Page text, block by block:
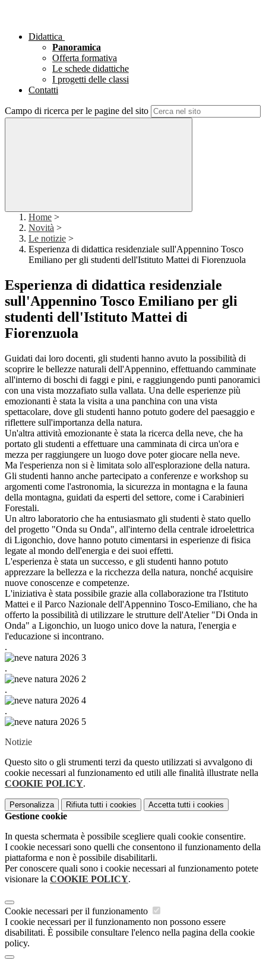
Didattica
Panoramica
Offerta formativa
Le schede didattiche
I progetti delle classi
Contatti
Campo di ricerca per le pagine del sito
Home >
Novità >
Le notizie >
Esperienza di didattica residenziale sull'Appennino Tosco
Emiliano per gli studenti dell'Istituto Mattei di Fiorenzuola
Esperienza di didattica residenziale
sull'Appennino Tosco Emiliano per gli
studenti dell'Istituto Mattei di
Fiorenzuola
Guidati dai loro docenti, gli studenti hanno avuto la possibilità di
scoprire le bellezze naturali dell'Appennino, effettuando camminate
all'interno di boschi di faggi e pini, e raggiungendo punti panoramici
con una vista mozzafiato sulla vallata. Una delle esperienze più
emozionanti è stata la visita a una panchina con una vista
spettacolare, dove gli studenti hanno potuto godere del paesaggio e
riflettere sull'importanza della natura.
Un'altra attività emozionante è stata la ricerca della neve, che ha
portato gli studenti a effettuare una camminata di circa un'ora e
mezza per raggiungere un luogo dove poter giocare nella neve.
Ma l'esperienza non si è limitata solo all'esplorazione della natura.
Gli studenti hanno anche partecipato a conferenze e workshop su
argomenti come l'astronomia, la sicurezza in montagna e la fauna
della montagna, guidati da esperti del settore, come i Carabinieri
Forestali.
Un altro laboratorio che ha entusiasmato gli studenti è stato quello
del progetto "Onda su Onda", all'interno della centrale idroelettrica
di Ligonchio, dove hanno potuto cimentarsi in esperienze di fisica
legate al mondo dell'energia e dei suoi effetti.
L'esperienza è stata un successo, e gli studenti hanno potuto
apprezzare la bellezza e la ricchezza della natura, nonché acquisire
nuove conoscenze e competenze.
L'iniziativa è stata possibile grazie alla collaborazione tra l'Istituto
Mattei e il Parco Nazionale dell'Appennino Tosco-Emiliano, che ha
offerto la possibilità di utilizzare le strutture dell'Atelier "Di Onda in
Onda" a Ligonchio, un luogo unico dove la natura, l'energia e
l'educazione si incontrano.
.
.
.
.
Notizie
Questo sito o gli strumenti terzi da questo utilizzati si avvalgono di
cookie necessari al funzionamento ed utili alle finalità illustrate nella
COOKIE POLICY.
Personalizza Rifiuta tutti i cookies Accetta tutti i cookies
Gestione cookie
In questa schermata è possibile scegliere quali cookie consentire.
I cookie necessari sono quelli che consentono il funzionamento della
piattaforma e non è possibile disabilitarli.
Per conoscere quali sono i cookie necessari al funzionamento potete
visionare la COOKIE POLICY.
Cookie necessari per il funzionamento
I cookie necessari per il funzionamento non possono essere
disabilitati. È possibile consultare l'elenco nella pagina della cookie
policy.